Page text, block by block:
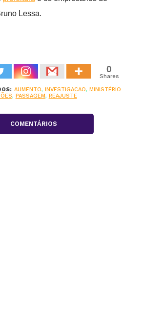
Lessa.
0
Shares
AUMENTO, INVESTIGACAO, MINISTÉRIO
, PASSAGEM, REAJUSTE
COMENTÁRIOS